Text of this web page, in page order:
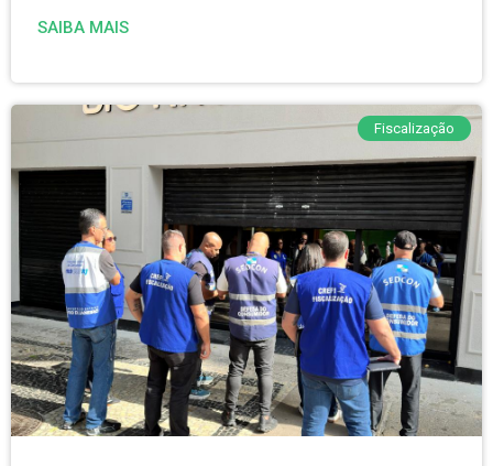
SAIBA MAIS
Fiscalização